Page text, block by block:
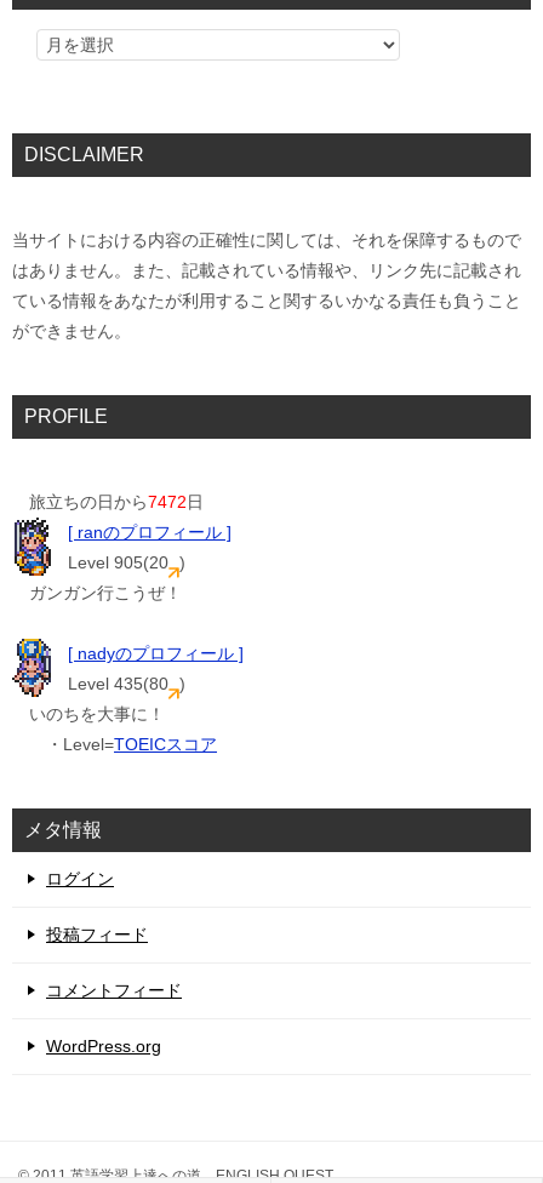
DISCLAIMER
当サイトにおける内容の正確性に関しては、それを保障するもので
はありません。また、記載されている情報や、リンク先に記載され
ている情報をあなたが利用すること関するいかなる責任も負うこと
ができません。
PROFILE
旅立ちの日から7472日
[ ranのプロフィール ]
Level 905(20 )
ガンガン行こうぜ！
[ nadyのプロフィール ]
Level 435(80 )
いのちを大事に！
・Level=TOEICスコア
メタ情報
ログイン
投稿フィード
コメントフィード
WordPress.org
© 2011 英語学習上達への道 ENGLISH QUEST